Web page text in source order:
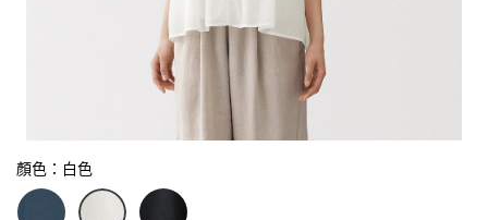
顏色：白色